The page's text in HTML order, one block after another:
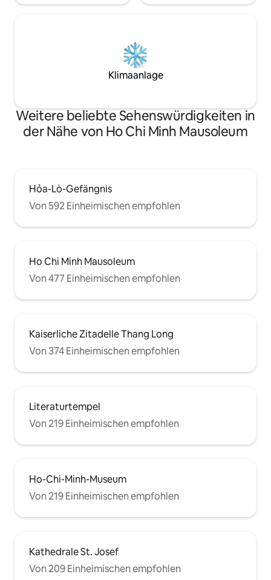
Klimaanlage
Weitere beliebte Sehenswürdigkeiten in
der Nähe von Ho Chi Minh Mausoleum
Hỏa-Lò-Gefängnis
Von 592 Einheimischen empfohlen
Ho Chi Minh Mausoleum
Von 477 Einheimischen empfohlen
Kaiserliche Zitadelle Thang Long
Von 374 Einheimischen empfohlen
Literaturtempel
Von 219 Einheimischen empfohlen
Ho-Chi-Minh-Museum
Von 219 Einheimischen empfohlen
Kathedrale St. Josef
Von 209 Einheimischen empfohlen